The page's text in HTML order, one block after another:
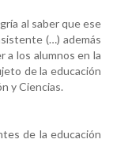
al saber que ese
(…) además
a los alumnos en la
de la educación
y Ciencias.
de la educación